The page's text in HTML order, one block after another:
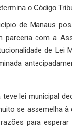
o Código
de Manaus
parceria com a
de Lei
lei municipal
se assemelha à
para